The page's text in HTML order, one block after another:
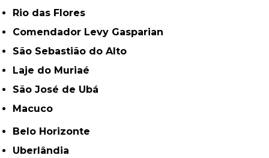
Rio das Flores
Comendador Levy Gasparian
São Sebastião do Alto
Laje do Muriaé
São José de Ubá
Macuco
Belo Horizonte
Uberlândia